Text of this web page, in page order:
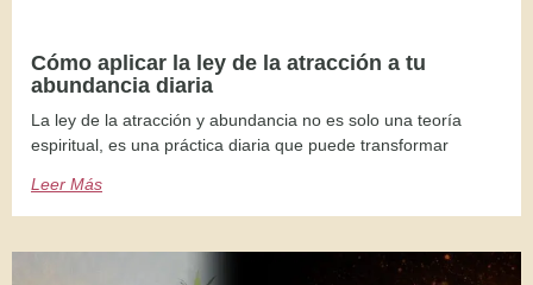
Cómo aplicar la ley de la atracción a tu
abundancia diaria
La ley de la atracción y abundancia no es solo una teoría
espiritual, es una práctica diaria que puede transformar
Leer Más